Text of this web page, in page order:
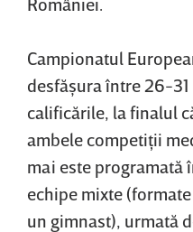
Campionatul
desfăşura între 26-
calificările, la finalul
ambele competiţii
mai este programată
echipe mixte
un gimnast), urmată